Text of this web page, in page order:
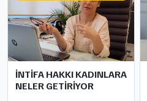
İNTİFA HAKKI KADINLARA
NELER GETİRİYOR